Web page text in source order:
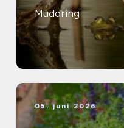
Muddring
05. juni 2026